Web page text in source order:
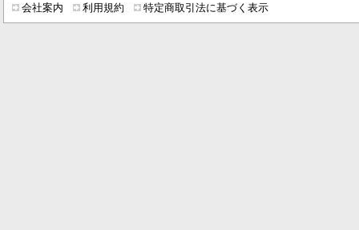
会社案内 利用規約 特定商取引法に基づく表示